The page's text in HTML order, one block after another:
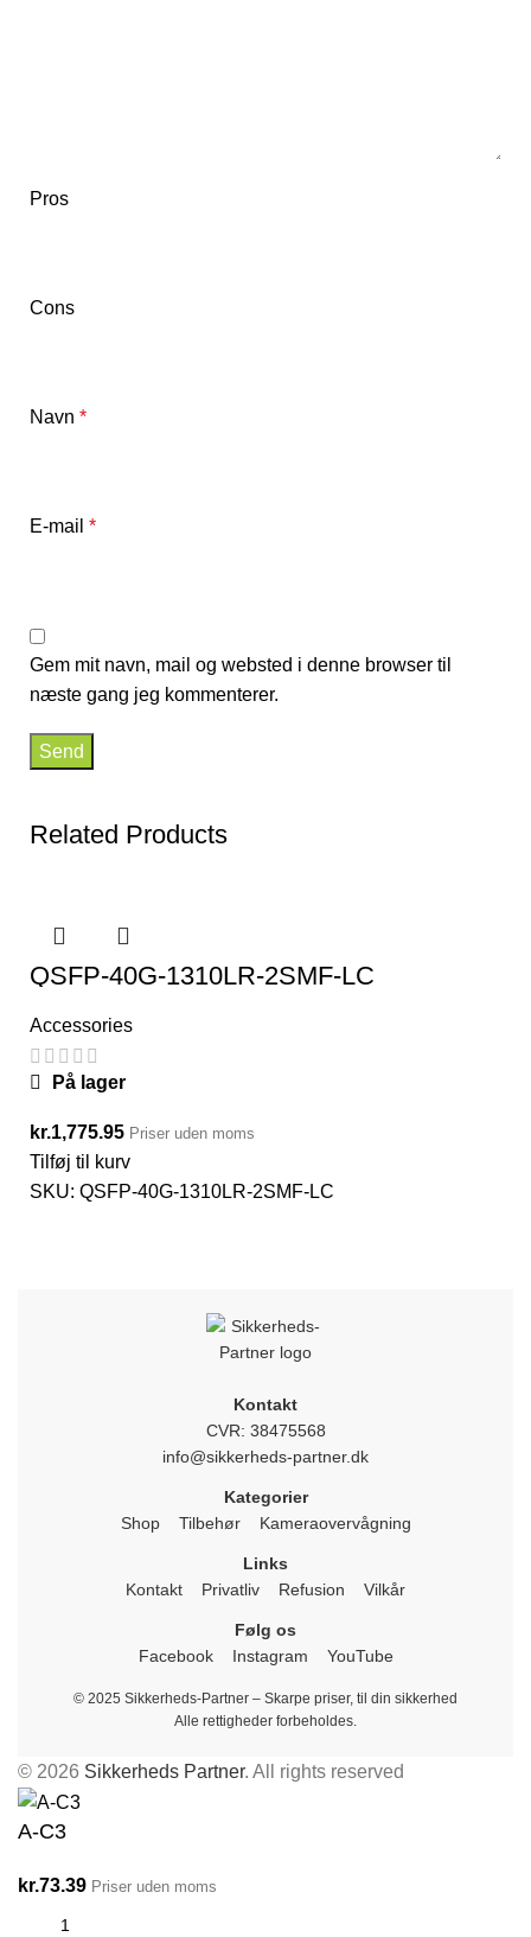
Pros
Cons
Navn *
E-mail *
Gem mit navn, mail og websted i denne browser til
næste gang jeg kommenterer.
Related Products
QSFP-40G-1310LR-2SMF-LC
Accessories
På lager
kr.1,775.95 Priser uden moms
Tilføj til kurv
SKU: QSFP-40G-1310LR-2SMF-LC
Kontakt
CVR: 38475568
info@sikkerheds-partner.dk
Kategorier
Shop
Tilbehør Kameraovervågning
Links
Kontakt
Privatliv Refusion Vilkår
Følg os
Facebook
Instagram YouTube
© 2025 Sikkerheds-Partner – Skarpe priser, til din sikkerhed
Alle rettigheder forbeholdes.
© 2026 Sikkerheds Partner. All rights reserved
A-C3
kr.73.39 Priser uden moms